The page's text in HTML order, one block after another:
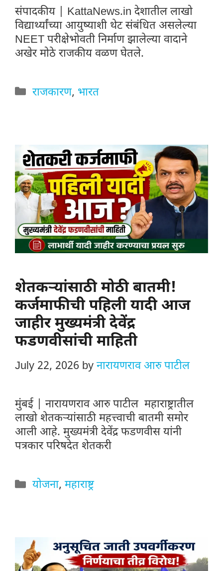
संपादकीय | KattaNews.in देशातील लाखो
विद्यार्थ्यांच्या आयुष्याशी थेट संबंधित असलेल्या
NEET परीक्षेभोवती निर्माण झालेल्या वादाने
अखेर मोठे राजकीय वळण घेतले.
Categories
राजकारण, भारत
शेतकऱ्यांसाठी मोठी बातमी!
कर्जमाफीची पहिली यादी आज
जाहीर मुख्यमंत्री देवेंद्र
फडणवीसांची माहिती
July 22, 2026 by नारायणराव आरु पाटील
मुंबई | नारायणराव आरु पाटील महाराष्ट्रातील
लाखो शेतकऱ्यांसाठी महत्त्वाची बातमी समोर
आली आहे. मुख्यमंत्री देवेंद्र फडणवीस यांनी
पत्रकार परिषदेत शेतकरी
Categories
योजना,महाराष्ट्र